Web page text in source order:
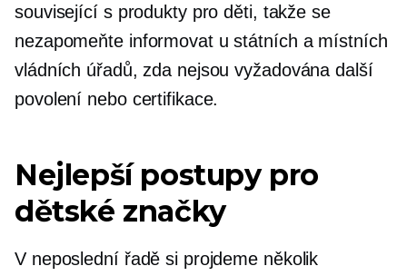
související s produkty pro děti, takže se
nezapomeňte informovat u státních a místních
vládních úřadů, zda nejsou vyžadována další
povolení nebo certifikace.
Nejlepší postupy pro
dětské značky
V neposlední řadě si projdeme několik